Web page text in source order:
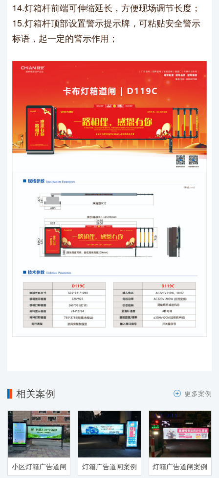
14.灯箱杆前端可伸缩延长，方便现场调节长度；
15.灯箱杆顶部设置警示提示牌，可粘贴安全警示
标语，起一定的警示作用；
相关案例 更多案例
小区灯箱广告道闸 灯箱广告道闸案例 灯箱广告道闸案例